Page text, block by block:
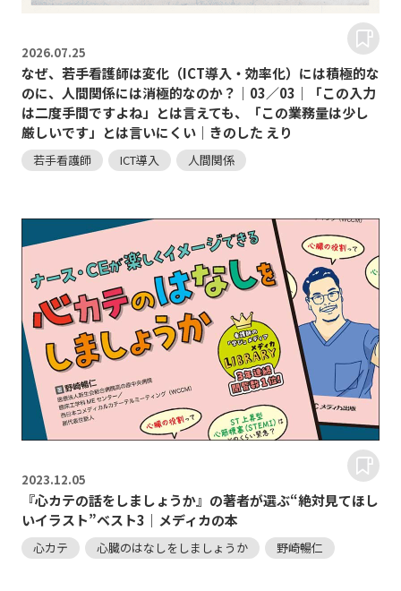
2026.07.25
なぜ、若手看護師は変化（ICT導入・効率化）には積極的な
のに、人間関係には消極的なのか？｜03／03｜「この入力
は二度手間ですよね」とは言えても、「この業務量は少し
厳しいです」とは言いにくい｜きのした えり
若手看護師 ICT導入 人間関係
2023.12.05
『心カテの話をしましょうか』の著者が選ぶ“絶対見てほし
いイラスト”ベスト3｜メディカの本
心カテ 心臓のはなしをしましょうか 野崎暢仁